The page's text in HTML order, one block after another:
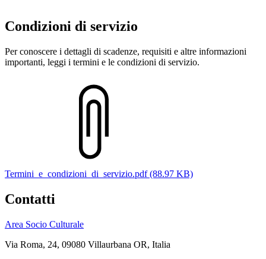
Condizioni di servizio
Per conoscere i dettagli di scadenze, requisiti e altre informazioni
importanti, leggi i termini e le condizioni di servizio.
Termini_e_condizioni_di_servizio.pdf (88.97 KB)
Contatti
Area Socio Culturale
Via Roma, 24, 09080 Villaurbana OR, Italia